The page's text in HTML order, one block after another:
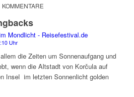
KOMMENTARE
Mondlicht - Reisefestival.de
Uhr
die Zeiten um Sonnenaufgang und
wenn die Altstadt von Korčula auf
Insel im letzten Sonnenlicht golden